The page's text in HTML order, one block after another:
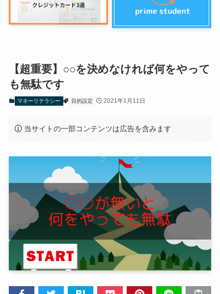
【超重要】○○を決めなければ何をやって
も無駄です
マネーリテラシー 目的設定 2021年1月11日
当サイトの一部コンテンツは広告を含みます